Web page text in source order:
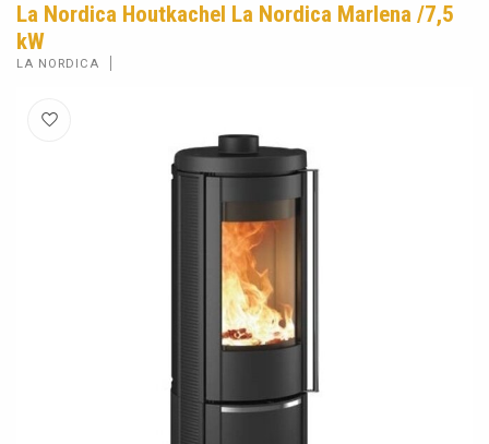
La Nordica Houtkachel La Nordica Marlena /7,5
kW
LA NORDICA